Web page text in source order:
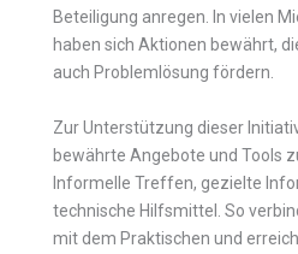
Beteiligung anregen. In vielen
haben sich Aktionen bewährt,
auch Problemlösung fördern.
Zur Unterstützung dieser
bewährte Angebote und Tools
Informelle Treffen, gezielte
technische Hilfsmittel. So
mit dem Praktischen und